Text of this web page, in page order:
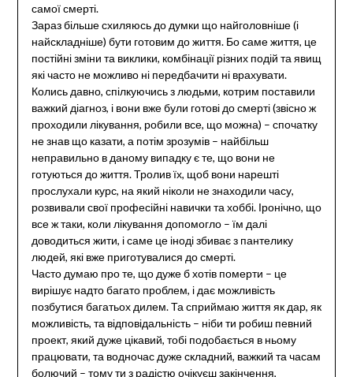
самої смерті.
Зараз більше схиляюсь до думки що найголовніше (і
найскладніше) бути готовим до життя. Бо саме життя, це
постійні зміни та виклики, комбінації різних подій та явищ
які часто не можливо ні передбачити ні врахувати.
Колись давно, спілкуючись з людьми, котрим поставили
важкий діагноз, і вони вже були готові до смерті (звісно ж
проходили лікування, робили все, що можна) – спочатку
не знав що казати, а потім зрозумів – найбільш
неправильно в даному випадку є те, що вони не
готуються до життя. Тролив їх, щоб вони нарешті
прослухали курс, на який ніколи не знаходили часу,
розвивали свої професійні навички та хоббі. Іронічно, що
все ж таки, коли лікування допомогло – їм далі
доводиться жити, і саме це іноді збиває з пантелику
людей, які вже приготувалися до смерті.
Часто думаю про те, що дуже б хотів померти – це
вирішує надто багато проблем, і дає можливість
позбутися багатьох дилем. Та сприймаю життя як дар, як
можливість, та відповідальність – ніби ти робиш певний
проект, який дуже цікавий, тобі подобається в ньому
працювати, та водночас дуже складний, важкий та часам
болючий – тому ти з радістю очікуєш закінчення,